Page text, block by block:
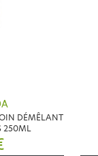
DÉMÊLANT
250ML